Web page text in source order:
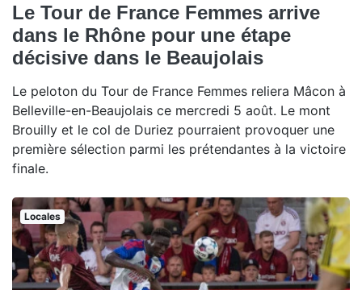
Le Tour de France Femmes arrive
dans le Rhône pour une étape
décisive dans le Beaujolais
Le peloton du Tour de France Femmes reliera Mâcon à
Belleville-en-Beaujolais ce mercredi 5 août. Le mont
Brouilly et le col de Duriez pourraient provoquer une
première sélection parmi les prétendantes à la victoire
finale.
Locales